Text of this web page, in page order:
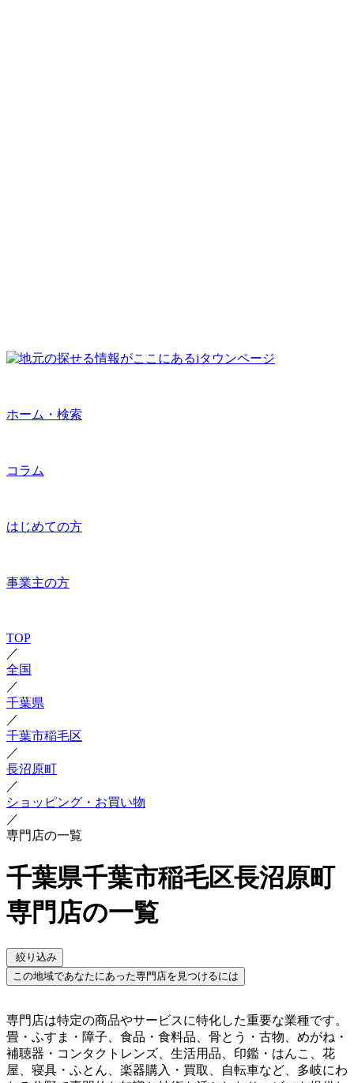
ホーム・検索
コラム
はじめての方
事業主の方
TOP
／
全国
／
千葉県
／
千葉市稲毛区
／
長沼原町
／
ショッピング・お買い物
／
専門店の一覧
千葉県千葉市稲毛区長沼原町
専門店の一覧
絞り込み
この地域であなたにあった専門店を見つけるには
専門店は特定の商品やサービスに特化した重要な業種です。
畳・ふすま・障子、食品・食料品、骨とう・古物、めがね・
補聴器・コンタクトレンズ、生活用品、印鑑・はんこ、花
屋、寝具・ふとん、楽器購入・買取、自転車など、多岐にわ